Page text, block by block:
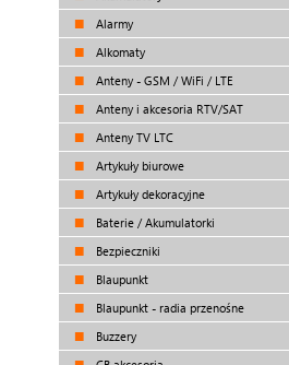
Alarmy
Alkomaty
Anteny - GSM / WiFi / LTE
Anteny i akcesoria RTV/SAT
Anteny TV LTC
Artykuły biurowe
Artykuły dekoracyjne
Baterie / Akumulatorki
Bezpieczniki
Blaupunkt
Blaupunkt - radia przenośne
Buzzery